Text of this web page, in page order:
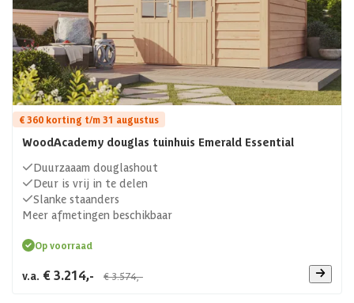
€ 360 korting t/m 31 augustus
WoodAcademy douglas tuinhuis Emerald Essential
Duurzaaam douglashout
Deur is vrij in te delen
Slanke staanders
Meer afmetingen beschikbaar
Op voorraad
v.a. € 3.214,- € 3.574,-